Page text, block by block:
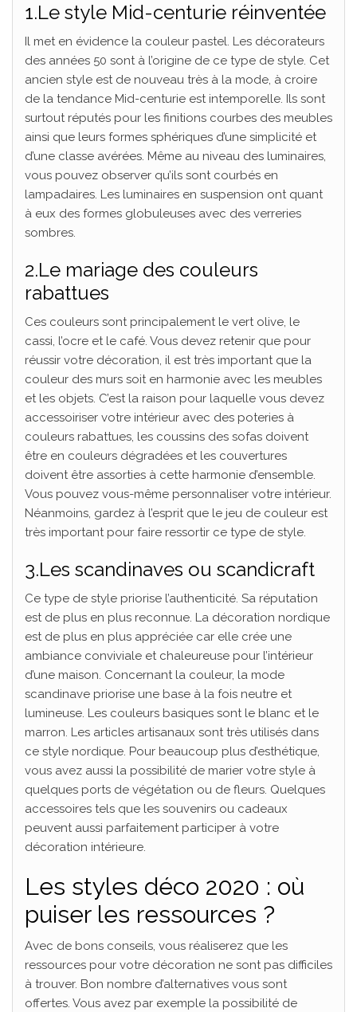
1.Le style Mid-centurie réinventée
Il met en évidence la couleur pastel. Les décorateurs
des années 50 sont à l’origine de ce type de style. Cet
ancien style est de nouveau très à la mode, à croire
de la tendance Mid-centurie est intemporelle. Ils sont
surtout réputés pour les finitions courbes des meubles
ainsi que leurs formes sphériques d’une simplicité et
d’une classe avérées. Même au niveau des luminaires,
vous pouvez observer qu’ils sont courbés en
lampadaires. Les luminaires en suspension ont quant
à eux des formes globuleuses avec des verreries
sombres.
2.Le mariage des couleurs
rabattues
Ces couleurs sont principalement le vert olive, le
cassi, l’ocre et le café. Vous devez retenir que pour
réussir votre décoration, il est très important que la
couleur des murs soit en harmonie avec les meubles
et les objets. C’est la raison pour laquelle vous devez
accessoiriser votre intérieur avec des poteries à
couleurs rabattues, les coussins des sofas doivent
être en couleurs dégradées et les couvertures
doivent être assorties à cette harmonie d’ensemble.
Vous pouvez vous-même personnaliser votre intérieur.
Néanmoins, gardez à l’esprit que le jeu de couleur est
très important pour faire ressortir ce type de style.
3.Les scandinaves ou scandicraft
Ce type de style priorise l’authenticité. Sa réputation
est de plus en plus reconnue. La décoration nordique
est de plus en plus appréciée car elle crée une
ambiance conviviale et chaleureuse pour l’intérieur
d’une maison. Concernant la couleur, la mode
scandinave priorise une base à la fois neutre et
lumineuse. Les couleurs basiques sont le blanc et le
marron. Les articles artisanaux sont très utilisés dans
ce style nordique. Pour beaucoup plus d’esthétique,
vous avez aussi la possibilité de marier votre style à
quelques ports de végétation ou de fleurs. Quelques
accessoires tels que les souvenirs ou cadeaux
peuvent aussi parfaitement participer à votre
décoration intérieure.
Les styles déco 2020 : où
puiser les ressources ?
Avec de bons conseils, vous réaliserez que les
ressources pour votre décoration ne sont pas difficiles
à trouver. Bon nombre d’alternatives vous sont
offertes. Vous avez par exemple la possibilité de